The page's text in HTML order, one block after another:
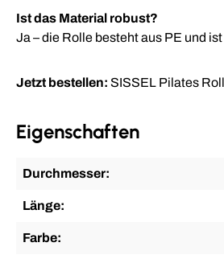
Ist das Material robust?
Ja – die Rolle besteht aus PE und
Jetzt bestellen: SISSEL Pilates
Eigenschaften
Durchmesser:
Länge:
Farbe: